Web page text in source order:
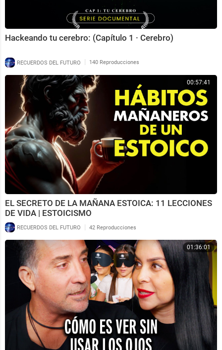
Hackeando tu cerebro: (Capítulo 1 · Cerebro)
RECUERDOS DEL FUTURO | 140 Reproducciones
00:57:41
EL SECRETO DE LA MAÑANA ESTOICA: 11 LECCIONES
DE VIDA | ESTOICISMO
RECUERDOS DEL FUTURO | 42 Reproducciones
01:36:01